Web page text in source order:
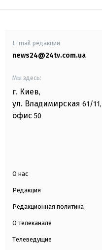
E-mail редакции
news24@24tv.com.ua
Мы здесь:
г. Киев,
ул. Владимирская 61/11,
офис 50
О нас
Редакция
Редакционная политика
О телеканале
Телеведущие